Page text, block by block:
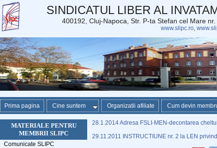
SINDICATUL LIBER AL
400192, Cluj-Napoca, Str. P-ta Stefan cel Mare
www.slipc.ro,
Prima pagina Cine suntem Organizatii afiliate Cum devin
MATERIALE PENTRU
MEMBRII SLIPC
Comunicate SLIPC
28.1.2014 Adresa FSLI-MEN-decontarea
29.11.2011 INSTRUCTIUNE nr. 2 la LEN